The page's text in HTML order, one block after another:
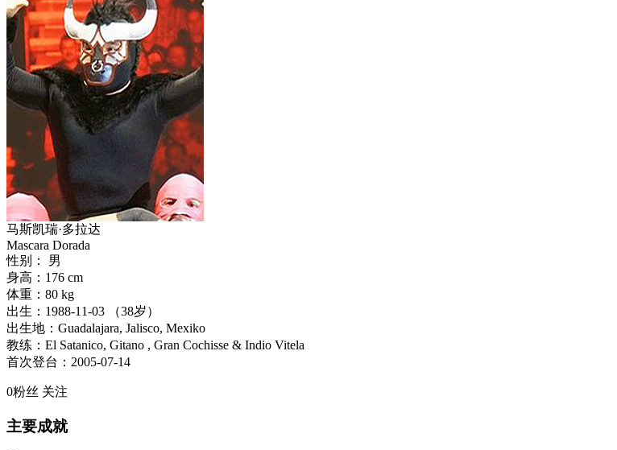
马斯凯瑞·多拉达
Mascara Dorada
性别： 男
身高：176 cm
体重：80 kg
出生：1988-11-03 （38岁）
出生地：Guadalajara, Jalisco, Mexiko
教练：El Satanico, Gitano , Gran Cochisse & Indio Vitela
首次登台：2005-07-14
0粉丝 关注
主要成就